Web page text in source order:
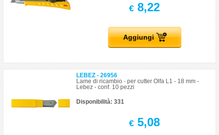
€ 8,22
Aggiungi
LEBEZ - 26956
Lame di ricambio - per cutter Olfa L1 - 18 mm -
Lebez - conf. 10 pezzi
Disponibilità: 331
€ 5,08